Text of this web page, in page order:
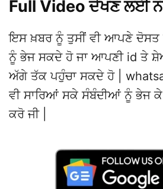
Full Video ਦੇਖਣ ਲਈ
ਇਸ ਖ਼ਬਰ ਨੂੰ ਤੁਸੀਂ ਵੀ ਆਪਣੇ ਦੋਸਤ
ਨੂੰ ਭੇਜ ਸਕਦੇ ਹੋ ਜਾ ਆਪਣੀ id ਤੇ
ਅੱਗੇ ਤੱਕ ਪਹੁੰਚਾ ਸਕਦੇ ਹੋ |
ਵੀ ਸਾਰਿਆਂ ਸਕੇ ਸੰਬੰਦੀਆਂ ਨੂੰ ਭੇਜ
ਕਰੋ ਜੀ |